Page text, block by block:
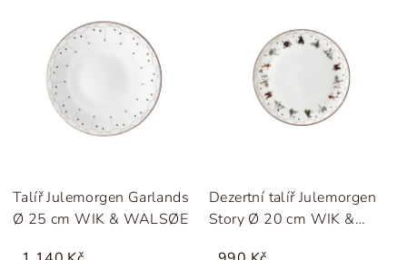
Talíř Julemorgen Garlands
Ø 25 cm WIK & WALSØE
Dezertní talíř Julemorgen
Story Ø 20 cm WIK &